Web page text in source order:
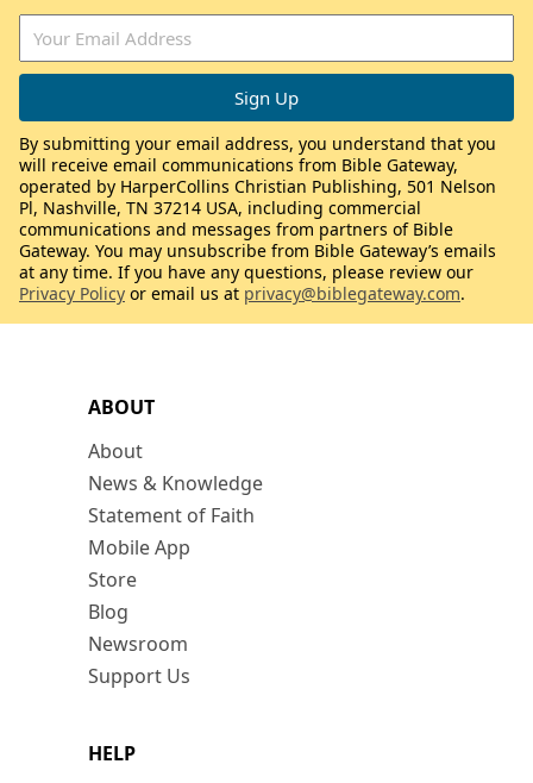
ABOUT
About
News & Knowledge
Statement of Faith
Mobile App
Store
Blog
Newsroom
Support Us
HELP
By submitting your email address, you understand that you
will receive email communications from Bible Gateway,
operated by HarperCollins Christian Publishing, 501 Nelson
Pl, Nashville, TN 37214 USA, including commercial
communications and messages from partners of Bible
Gateway. You may unsubscribe from Bible Gateway’s emails
at any time. If you have any questions, please review our
Privacy Policy or email us at privacy@biblegateway.com.